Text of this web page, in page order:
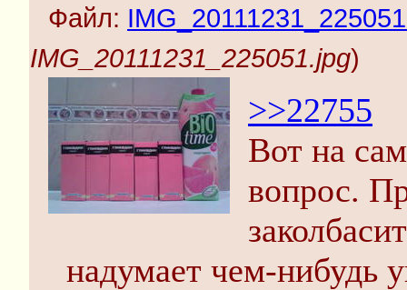
Файл:
IMG_20111231_225051.jpg)
>>22755
Вот на
вопрос.
надумает чем-нибудь